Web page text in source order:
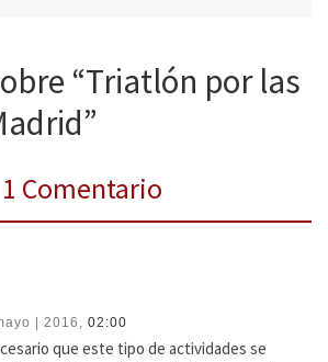
“Triatlón por las
1 Comentario
| 2016, 02:00
que este tipo de actividades se